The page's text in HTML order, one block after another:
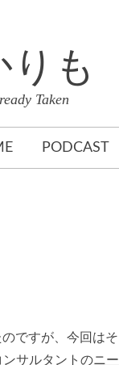
も
Taken
PODCAST
ですが、今回はそ
サルタントのニー